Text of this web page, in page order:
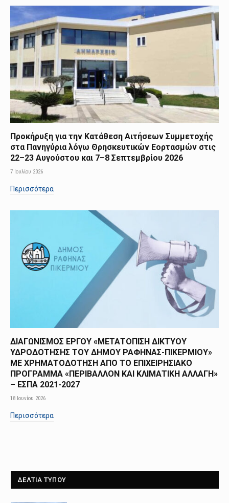
Προκήρυξη για την Κατάθεση Αιτήσεων Συμμετοχής
στα Πανηγύρια λόγω Θρησκευτικών Εορτασμών στις
22–23 Αυγούστου και 7–8 Σεπτεμβρίου 2026
7 Ιουλίου 2026
Περισσότερα
ΔΙΑΓΩΝΙΣΜΟΣ ΕΡΓΟΥ «ΜΕΤΑΤΟΠΙΣΗ ΔΙΚΤΥΟΥ
ΥΔΡΟΔΟΤΗΣΗΣ ΤΟΥ ΔΗΜΟΥ ΡΑΦΗΝΑΣ-ΠΙΚΕΡΜΙΟΥ»
ΜΕ ΧΡΗΜΑΤΟΔΟΤΗΣΗ ΑΠΟ TO ΕΠΙΧΕΙΡΗΣΙΑΚΟ
ΠΡΟΓΡΑΜΜΑ «ΠΕΡΙΒΑΛΛΟΝ ΚΑΙ ΚΛΙΜΑΤΙΚΗ ΑΛΛΑΓΗ»
– ΕΣΠΑ 2021-2027
18 Ιουνίου 2026
Περισσότερα
ΔΕΛΤΙΑ ΤΥΠΟΥ